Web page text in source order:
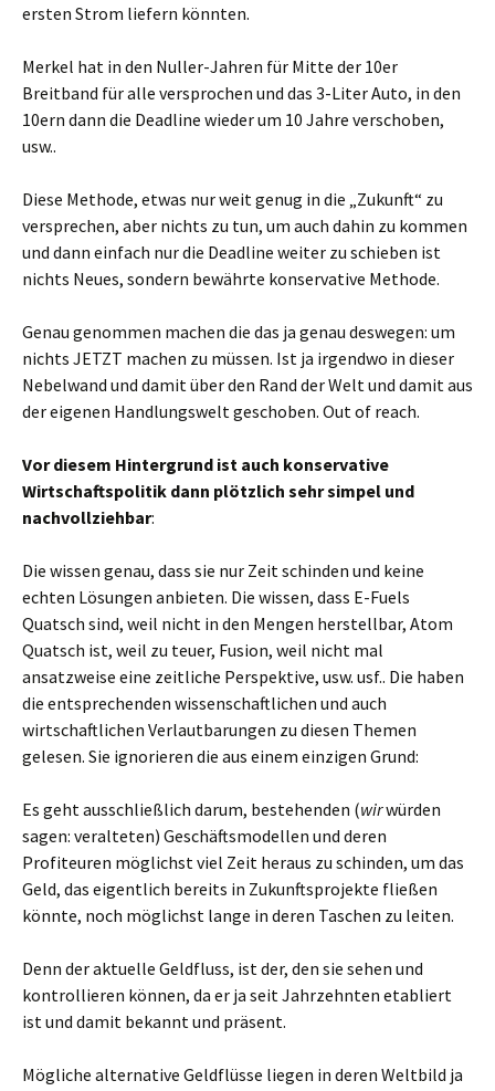
ersten Strom liefern könnten.
Merkel hat in den Nuller-Jahren für Mitte der 10er
Breitband für alle versprochen und das 3-Liter Auto, in den
10ern dann die Deadline wieder um 10 Jahre verschoben,
usw..
Diese Methode, etwas nur weit genug in die „Zukunft“ zu
versprechen, aber nichts zu tun, um auch dahin zu kommen
und dann einfach nur die Deadline weiter zu schieben ist
nichts Neues, sondern bewährte konservative Methode.
Genau genommen machen die das ja genau deswegen: um
nichts JETZT machen zu müssen. Ist ja irgendwo in dieser
Nebelwand und damit über den Rand der Welt und damit aus
der eigenen Handlungswelt geschoben. Out of reach.
Vor diesem Hintergrund ist auch konservative
Wirtschaftspolitik dann plötzlich sehr simpel und
nachvollziehbar:
Die wissen genau, dass sie nur Zeit schinden und keine
echten Lösungen anbieten. Die wissen, dass E-Fuels
Quatsch sind, weil nicht in den Mengen herstellbar, Atom
Quatsch ist, weil zu teuer, Fusion, weil nicht mal
ansatzweise eine zeitliche Perspektive, usw. usf.. Die haben
die entsprechenden wissenschaftlichen und auch
wirtschaftlichen Verlautbarungen zu diesen Themen
gelesen. Sie ignorieren die aus einem einzigen Grund:
Es geht ausschließlich darum, bestehenden (wirwürden
sagen: veralteten) Geschäftsmodellen und deren
Profiteuren möglichst viel Zeit heraus zu schinden, um das
Geld, das eigentlich bereits in Zukunftsprojekte fließen
könnte, noch möglichst lange in deren Taschen zu leiten.
Denn der aktuelle Geldfluss, ist der, den sie sehen und
kontrollieren können, da er ja seit Jahrzehnten etabliert
ist und damit bekannt und präsent.
Mögliche alternative Geldflüsse liegen in deren Weltbild ja